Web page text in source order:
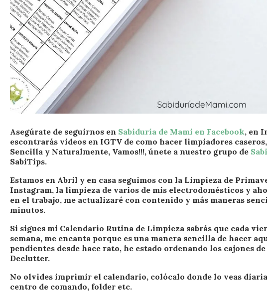
Asegúrate de seguirnos en Sabiduría de Mami en Facebook, en
escontrarás videos en IGTV de como hacer limpiadores
Sencilla y Naturalmente, Vamos!!!, únete a nuestro grupo de
SabiTips.
Estamos en Abril y en casa seguimos con la Limpieza de
Instagram, la limpieza de varios de mis electrodomésticos y
en el trabajo, me actualizaré con contenido y más maneras
minutos.
Si sigues mi Calendario Rutina de Limpieza sabrás que cada
semana, me encanta porque es una manera sencilla de hacer
pendientes desde hace rato, he estado ordenando los cajones
Declutter.
No olvides imprimir el calendario, colócalo donde lo veas
centro de comando, folder etc.